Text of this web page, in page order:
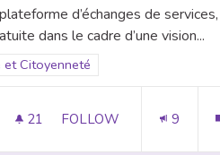
MOBILE
d’échanges de services,
dans le cadre d’une vision...
for scope: Numérique et Citoyenneté
et Citoyenneté
21 21 FOLLOWERS
FOLLOW 9